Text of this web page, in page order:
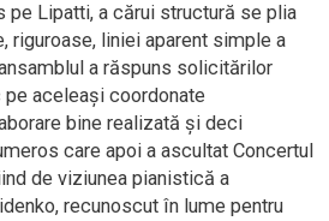
pe Lipatti, a cărui structură se plia
riguroase, liniei aparent simple a
a răspuns solicitărilor
aceleași coordonate
bine realizată și deci
care apoi a ascultat Concertul
de viziunea pianistică a
recunoscut în lume pentru